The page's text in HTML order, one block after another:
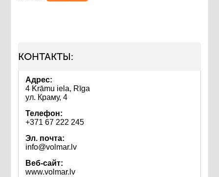
КОНТАКТЫ:
Адрес:
4 Krāmu iela, Rīga
ул. Краму, 4
Телефон:
+371 67 222 245
Эл. почта:
info@volmar.lv
Веб-сайт:
www.volmar.lv